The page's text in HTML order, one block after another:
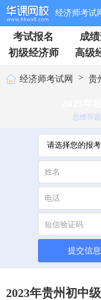
经济师考试
考试报名 成
初级经济师
高级
经济师考试网 > 贵
思维导
提交信息
2023年贵州初中